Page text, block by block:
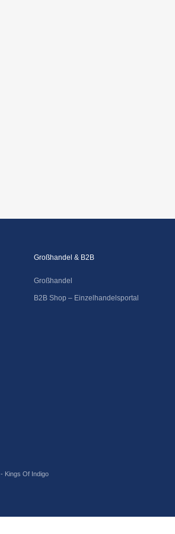
Großhandel & B2B
Großhandel
B2B Shop – Einzelhandelsportal
Kings Of Indigo